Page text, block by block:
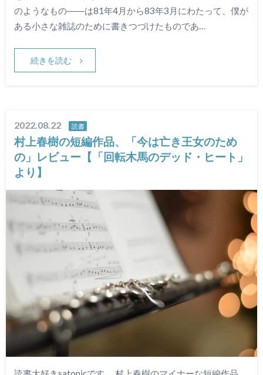
のようなもの――は81年4月から83年3月にわたって、僕が
ある小さな雑誌のために書きつづけたものであ…
続きを読む
2022.08.22 読書
村上春樹の短編作品、「今は亡き王女のため
の」レビュー【「回転木馬のデッド・ヒート」
より】